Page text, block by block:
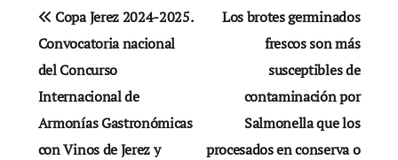
Navegación
de
entradas
Copa Jerez 2024-2025.
Convocatoria nacional
del Concurso
Internacional de
Armonías Gastronómicas
con Vinos de Jerez y
Los brotes germinados
frescos son más
susceptibles de
contaminación por
Salmonella que los
procesados en conserva o